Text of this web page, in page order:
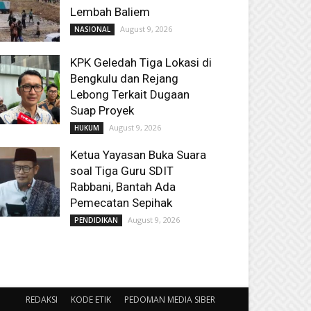
Lembah Baliem
NASIONAL August 9, 2026
KPK Geledah Tiga Lokasi di
Bengkulu dan Rejang
Lebong Terkait Dugaan
Suap Proyek
HUKUM August 9, 2026
Ketua Yayasan Buka Suara
soal Tiga Guru SDIT
Rabbani, Bantah Ada
Pemecatan Sepihak
PENDIDIKAN August 9, 2026
REDAKSI KODE ETIK PEDOMAN MEDIA SIBER